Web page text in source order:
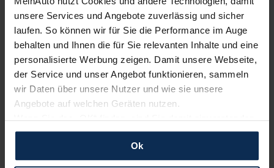
unsere Services und Angebote zuverlässig und sicher
laufen. So können wir für Sie die Performance im Auge
behalten und Ihnen die für Sie relevanten Inhalte und eine
personalisierte Werbung zeigen. Damit unsere Webseite,
der Service und unser Angebot funktionieren, sammeln
wir Daten über unsere Nutzer und wie sie unsere
Angebote auf welchen Geräten nutzen.
Wenn Sie das „OK“ finden, sind Sie damit einverstanden
und erlauben uns Cookies für unseren Service zu
verwenden und diese Daten an Dritte weiterzugeben,
etwa an unsere Marketingpartner. Falls Sie dem nicht
Ok